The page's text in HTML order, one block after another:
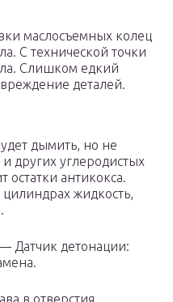
маслосъемных колец
С технической точки
Слишком едкий
деталей.
дымить, но не
других углеродистых
остатки антикокса.
жидкость,
— Датчик детонации:
в отверстия